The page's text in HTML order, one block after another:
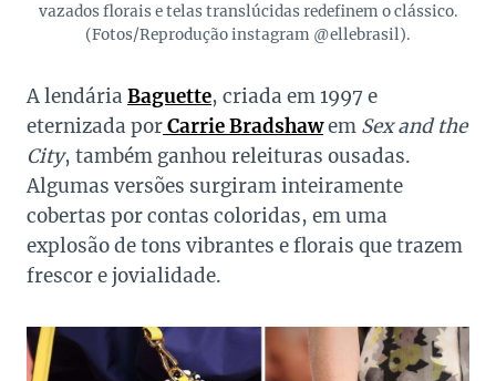
vazados florais e telas translúcidas redefinem o clássico.
(Fotos/Reprodução instagram @ellebrasil).
A lendária Baguette, criada em 1997 e
eternizada porCarrie Bradshawem Sex and the
City, também ganhou releituras ousadas.
Algumas versões surgiram inteiramente
cobertas por contas coloridas, em uma
explosão de tons vibrantes e florais que trazem
frescor e jovialidade.